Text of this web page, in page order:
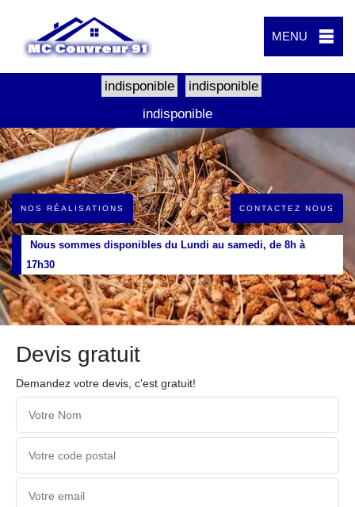
MENU
indisponible
indisponible
indisponible
NOS RÉALISATIONS CONTACTEZ NOUS
Nous sommes disponibles du Lundi au samedi, de 8h à
17h30
Devis gratuit
Demandez votre devis, c'est gratuit!